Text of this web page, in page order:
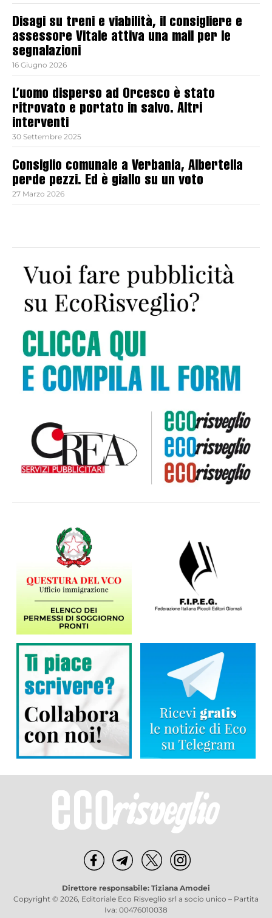
Disagi su treni e viabilità, il consigliere e
assessore Vitale attiva una mail per le
segnalazioni
16 Giugno 2026
L’uomo disperso ad Orcesco è stato
ritrovato e portato in salvo. Altri
interventi
30 Settembre 2025
Consiglio comunale a Verbania, Albertella
perde pezzi. Ed è giallo su un voto
27 Marzo 2026
Direttore responsabile: Tiziana Amodei
Copyright © 2026, Editoriale Eco Risveglio srl a socio unico – Partita
Iva: 00476010038